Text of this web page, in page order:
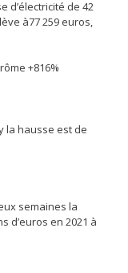
d’électricité de 42
à77 259 euros,
+816%
la hausse est de
semaines la
d’euros en 2021 à